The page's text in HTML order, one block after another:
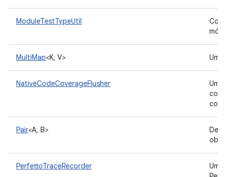
ModuleTestTypeUtil
MultiMap<K, V> Um
NativeCodeCoverageFlusher
Pair<A, B>
PerfettoTraceRecorder